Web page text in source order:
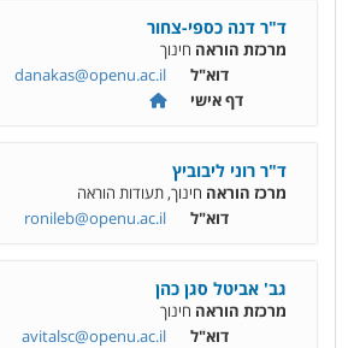
ד"ר דנה כספי-צחור
מרכזת הוראה חינוך
דוא"ל
danakas@openu.ac.il
דף אישי
ד"ר רוני ליבוביץ
מרכז הוראה חינוך, תעודות הוראה
דוא"ל
ronileb@openu.ac.il
גב' אביטל סגן כהן
מרכזת הוראה חינוך
דוא"ל
avitalsc@openu.ac.il